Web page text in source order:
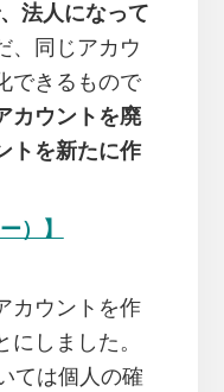
法人になって
、同じアカウ
できるもので
カウントを廃
トを新たに作
）】
カウントを作
しました。
ては個人の確